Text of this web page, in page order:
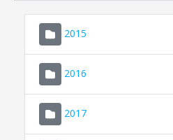
2015
2016
2017